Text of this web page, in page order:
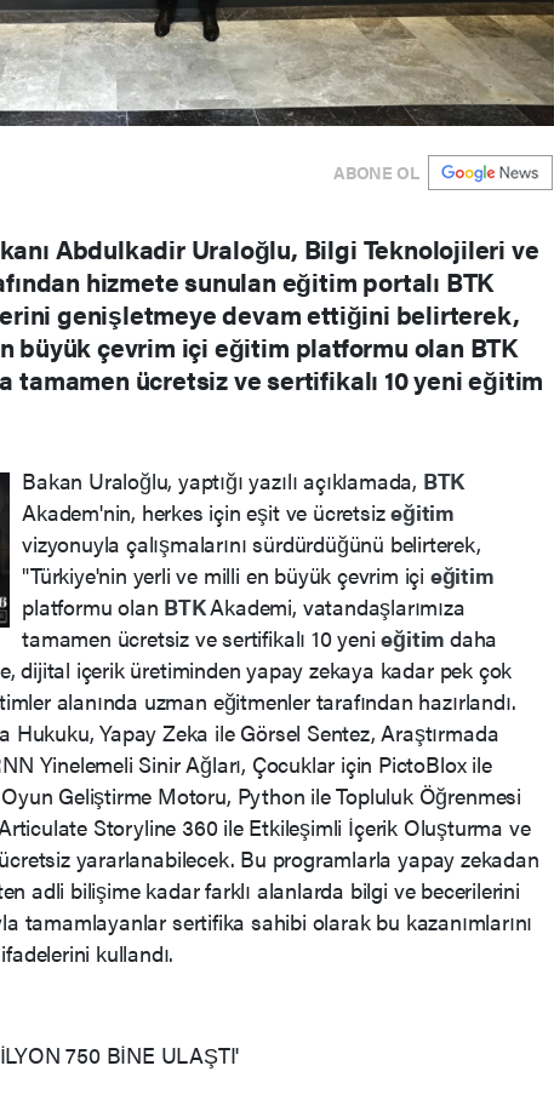
ABONE OL
Abdulkadir Uraloğlu, Bilgi Teknolojileri ve
hizmete sunulan eğitim portalı BTK
genişletmeye devam ettiğini belirterek,
büyük çevrim içi eğitim platformu olan BTK
tamamen ücretsiz ve sertifikalı 10 yeni eğitim
Bakan Uraloğlu, yaptığı yazılı açıklamada, BTK
Akadem'nin, herkes için eşit ve ücretsizeğitim
vizyonuyla çalışmalarını sürdürdüğünü belirterek,
"Türkiye'nin yerli ve milli en büyük çevrim içi eğitim
platformu olan BTKAkademi, vatandaşlarımıza
tamamen ücretsiz ve sertifikalı 10 yenieğitimdaha
dijital içerik üretiminden yapay zekaya kadar pek çok
alanında uzman eğitmenler tarafından hazırlandı.
Hukuku, Yapay Zeka ile Görsel Sentez, Araştırmada
Yinelemeli Sinir Ağları, Çocuklar için PictoBlox ile
Geliştirme Motoru, Python ile Topluluk Öğrenmesi
Articulate Storyline 360 ile Etkileşimli İçerik Oluşturma ve
yararlanabilecek. Bu programlarla yapay zekadan
adli bilişime kadar farklı alanlarda bilgi ve becerilerini
tamamlayanlar sertifika sahibi olarak bu kazanımlarını
kullandı.
750 BİNE ULAŞTI'